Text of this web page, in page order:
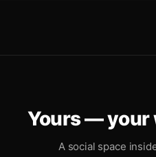
Yours — your
A social space